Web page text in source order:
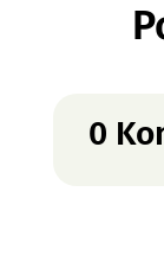
0